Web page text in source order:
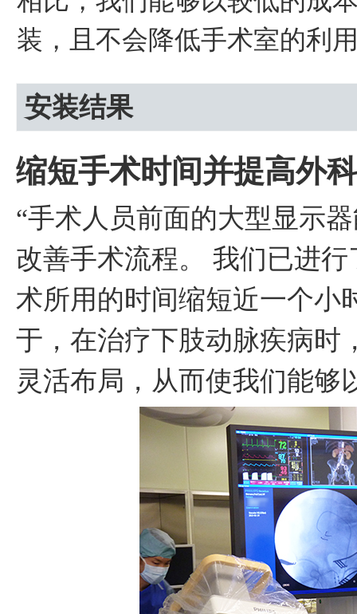
装，且不会降低手术室的利
安装结果
缩短手术时间并提高外
“手术人员前面的大型显示
改善手术流程。 我们已进
术所用的时间缩短近一个小
于，在治疗下肢动脉疾病时
灵活布局，从而使我们能够